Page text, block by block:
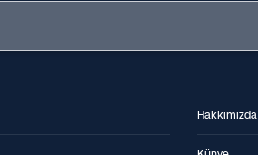
Hakkımızda